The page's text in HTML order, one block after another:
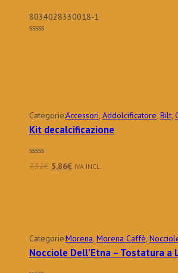
8034028330018-1
Categorie:Accessori, Addolcificatore, Bilt,
Kit decalcificazione
7,32€ Il
5,86€IlIVA INCL.
Categorie:Morena, Morena Caffè,
Nocciole Dell’Etna – Tostatura a